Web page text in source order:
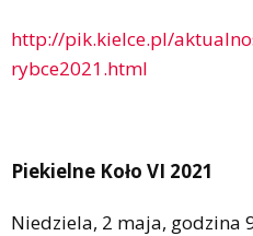
http://pik.kielce.pl/
rybce2021.html
Piekielne Koło VI 2021
Niedziela, 2 maja, godzina